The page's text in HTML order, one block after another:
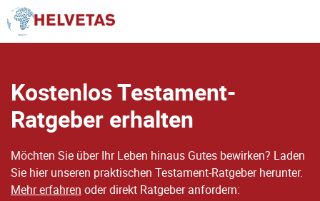
Kostenlos Testament-
Ratgeber erhalten
Möchten Sie über Ihr Leben hinaus Gutes bewirken? Laden
Sie hier unseren praktischen Testament-Ratgeber herunter.
Mehr erfahren oder direkt Ratgeber anfordern: